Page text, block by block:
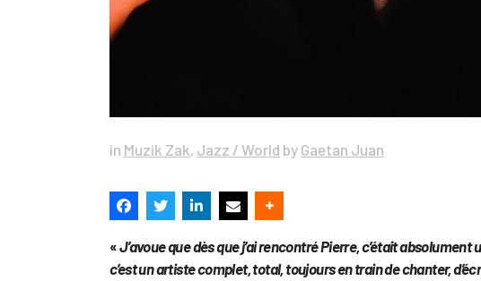
in Muzik Zak, Jazz / World by Gaetan Juan
«J’avoue que dès que j’ai rencontré Pierre, c’était absolument
c’est un artiste complet, total, toujours en train de chanter,